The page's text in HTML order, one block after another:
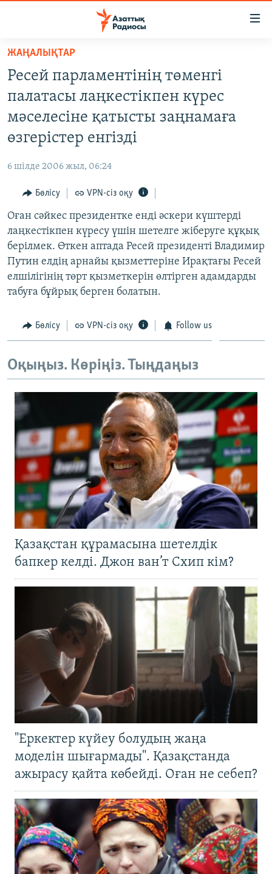
Skip
main
content
to
main
Skip
Search
ҚАҢТАР ОҚИҒАСЫ
ӘЛЕУМЕТ
ӘЛЕМ
АРНАЙЫ ЖОБАЛАР
Русский
ЖАЗЫЛЫҢЫЗ
Басқа тілдерде
ЖАҢАЛЫҚТАР
Ресей парламентінің төменгі
палатасы лаңкестікпен күрес
мәселесіне қатысты заңнамаға
өзгерістер енгізді
6 шілде 2006 жыл, 06:24
Бөлісу VPN-сіз оқу
Оған сәйкес президентке енді әскери күштерді
лаңкестікпен күресу үшін шетелге жіберуге құқық
берілмек. Өткен аптада Ресей президенті Владимир
Путин елдің арнайы қызметтеріне Ирақтағы Ресей
елшілігінің төрт қызметкерін өлтірген адамдарды
табуға бұйрық берген болатын.
Бөлісу VPN-сіз оқу Follow us
Оқыңыз. Көріңіз. Тыңдаңыз
Қазақстан құрамасына шетелдік
бапкер келді. Джон ван’т Схип кім?
"Еркектер күйеу болудың жаңа
моделін шығармады". Қазақстанда
ажырасу қайта көбейді. Оған не себеп?